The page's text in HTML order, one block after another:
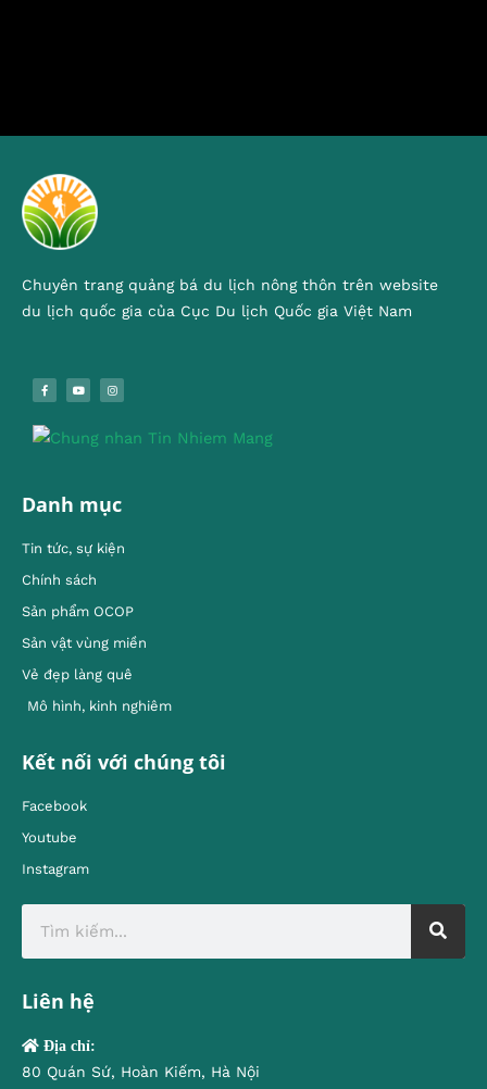
Chuyên trang quảng bá du lịch nông thôn trên website
du lịch quốc gia của Cục Du lịch Quốc gia Việt Nam
Danh mục
Tin tức, sự kiện
Chính sách
Sản phẩm OCOP
Sản vật vùng miền
Vẻ đẹp làng quê
Mô hình, kinh nghiêm
Kết nối với chúng tôi
Facebook
Youtube
Instagram
Liên hệ
Địa chỉ:
80 Quán Sứ, Hoàn Kiếm, Hà Nội